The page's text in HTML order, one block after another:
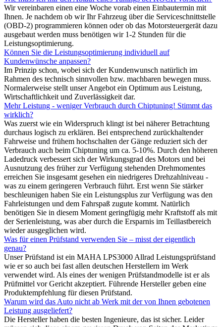
Wir vereinbaren einen eine Woche vorab einen Einbautermin mit
Ihnen. Je nachdem ob wir Ihr Fahrzeug über die Serviceschnittstelle
(OBD-2) programmieren können oder ob das Motorsteuergerät dazu
ausgebaut werden muss benötigen wir 1-2 Stunden für die
Leistungsoptimierung.
Können Sie die Leistungsoptimierung individuell auf
Kundenwünsche anpassen?
Im Prinzip schon, wobei sich der Kundenwunsch natürlich im
Rahmen des technisch sinnvollen bzw. machbaren bewegen muss.
Normalerweise stellt unser Angebot ein Optimum aus Leistung,
Wirtschaftlichkeit und Zuverlässigkeit dar.
Mehr Leistung - weniger Verbrauch durch Chiptuning! Stimmt das
wirklich?
Was zuerst wie ein Widerspruch klingt ist bei näherer Betrachtung
durchaus logisch zu erklären. Bei entsprechend zurückhaltender
Fahrweise und frühem hochschalten der Gänge reduziert sich der
Verbrauch auch beim Chiptuning um ca. 5-10%. Durch den höheren
Ladedruck verbessert sich der Wirkungsgrad des Motors und bei
Ausnutzung des früher zur Verfügung stehenden Drehmomentes
erreichen Sie insgesamt gesehen ein niedrigeres Drehzahlniveau -
was zu einem geringeren Verbrauch führt. Erst wenn Sie stärker
beschleunigen haben Sie ein Leistungsplus zur Verfügung was den
Fahrleistungen und dem Fahrspaß zugute kommt. Natürlich
benötigen Sie in diesem Moment geringfügig mehr Kraftstoff als mit
der Serienleistung, was aber durch die Ersparnis im Teillastbereich
wieder ausgeglichen wird.
Was für einen Prüfstand verwenden Sie – misst der eigentlich
genau?
Unser Prüfstand ist ein MAHA LPS3000 Allrad Leistungsprüfstand
wie er so auch bei fast allen deutschen Herstellern im Werk
verwendet wird. Als eines der wenigen Prüfstandmodelle ist er als
Prüfmittel vor Gericht akzeptiert. Führende Hersteller geben eine
Produktempfehlung für diesen Prüfstand.
Warum wird das Auto nicht ab Werk mit der von Ihnen gebotenen
Leistung ausgeliefert?
Die Hersteller haben die besten Ingenieure, das ist sicher. Leider